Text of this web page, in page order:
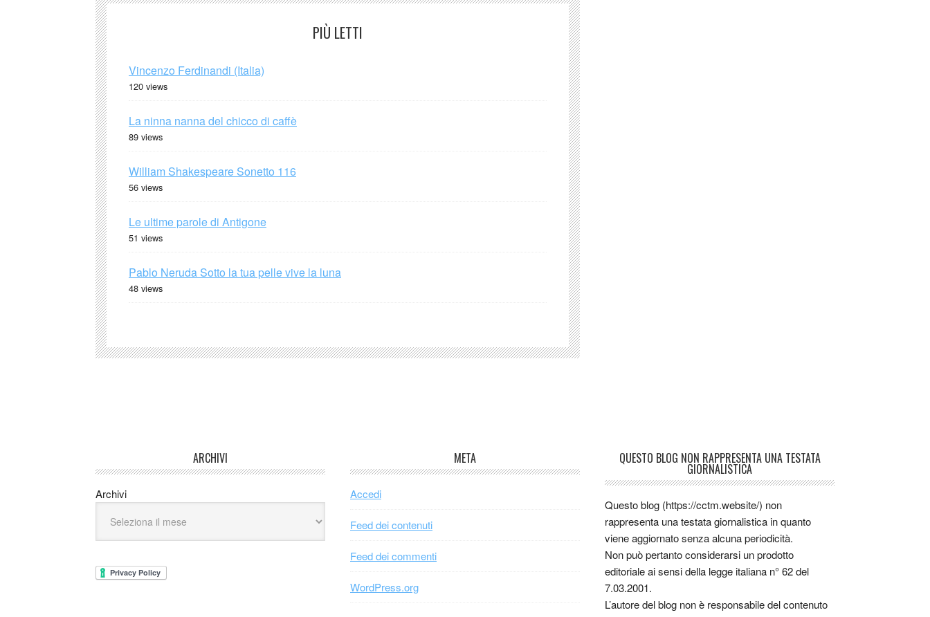
PIÙ LETTI
Vincenzo Ferdinandi (Italia)
120 views
La ninna nanna del chicco di caffè
89 views
William Shakespeare Sonetto 116
56 views
Le ultime parole di Antigone
51 views
Pablo Neruda Sotto la tua pelle vive la luna
48 views
ARCHIVI
Archivi
META
Accedi
Feed dei contenuti
Feed dei commenti
WordPress.org
QUESTO BLOG NON RAPPRESENTA UNA TESTATA
GIORNALISTICA
Questo blog (https://cctm.website/) non
rappresenta una testata giornalistica in quanto
viene aggiornato senza alcuna periodicità.
Non può pertanto considerarsi un prodotto
editoriale ai sensi della legge italiana n° 62 del
7.03.2001.
L’autore del blog non è responsabile del contenuto